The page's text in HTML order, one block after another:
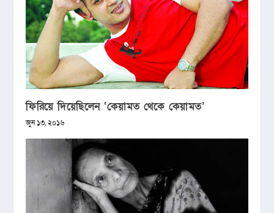
ফিরিয়ে দিয়েছিলেন ‘কেয়ামত থেকে কেয়ামত’
জুন ১৩, ২০১৬